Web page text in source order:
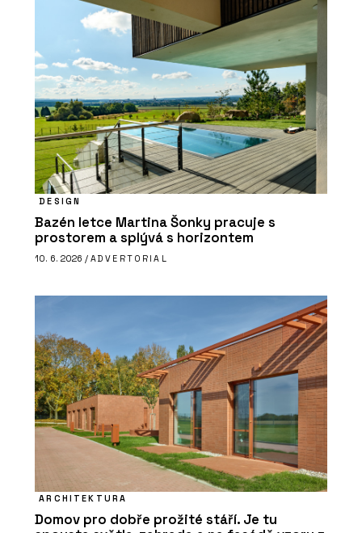
DESIGN
Bazén letce Martina Šonky pracuje s
prostorem a splývá s horizontem
10. 6. 2026 / ADVERTORIAL
ARCHITEKTURA
Domov pro dobře prožité stáří. Je tu